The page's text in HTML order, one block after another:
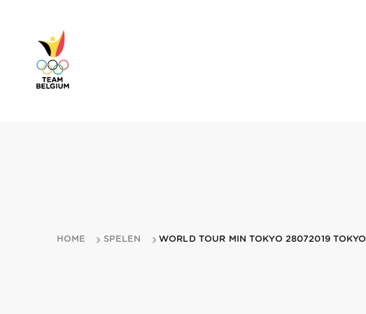
HOME SPELEN WORLD TOUR MIN TOKYO 28072019 TOKYO